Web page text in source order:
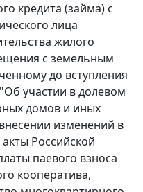
кредита (займа) с
лица
жилого
с земельным
до вступления
участии в долевом
домов и иных
изменений в
Российской
паевого взноса
кооператива,